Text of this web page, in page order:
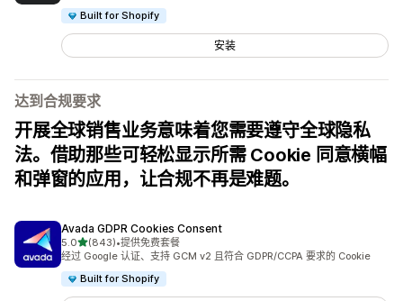
Built for Shopify
安装
达到合规要求
开展全球销售业务意味着您需要遵守全球隐私
法。借助那些可轻松显示所需 Cookie 同意横幅
和弹窗的应用，让合规不再是难题。
Avada GDPR Cookies Consent
5.0星（满分 5 星）
(843)
总共 843 条评论
•提供免费套餐
经过 Google 认证、支持 GCM v2 且符合 GDPR/CCPA 要求的 Cookie
Built for Shopify